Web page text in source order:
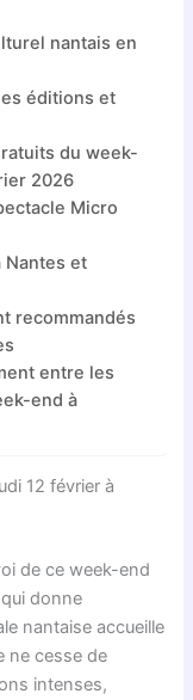
nantais en
éditions et
du week-
2026
Micro
Nantes et
recommandés
entre les
end à
12 février à
de ce week-end
donne
nantaise accueille
ne cesse de
intenses,